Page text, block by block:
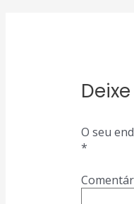
O seu
*